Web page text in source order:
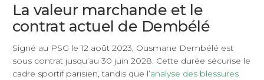
La valeur marchande et le
contrat actuel de Dembélé
Signé au PSG le 12 août 2023, Ousmane Dembélé est
sous contrat jusqu’au 30 juin 2028. Cette durée sécurise le
cadre sportif parisien, tandis que l’analyse des blessures